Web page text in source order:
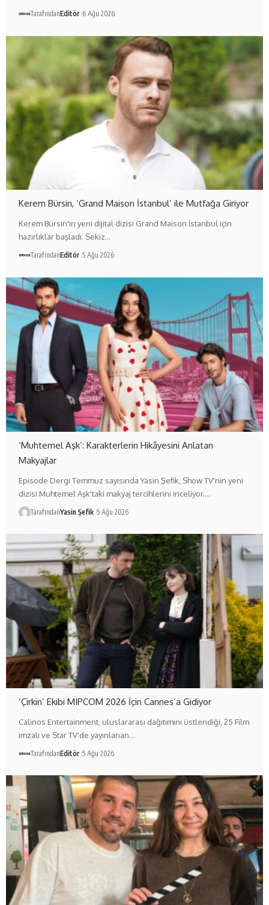
TarafındanEditör 6 Ağu 2026
Kerem Bürsin, ‘Grand Maison İstanbul’ ile Mutfağa Giriyor
Kerem Bürsin'in yeni dijital dizisi Grand Maison İstanbul için
hazırlıklar başladı. Sekiz…
TarafındanEditör 5 Ağu 2026
‘Muhtemel Aşk’: Karakterlerin Hikâyesini Anlatan
Makyajlar
Episode Dergi Temmuz sayısında Yasin Şefik, Show TV'nin yeni
dizisi Muhtemel Aşk'taki makyaj tercihlerini inceliyor.…
TarafındanYasin Şefik 5 Ağu 2026
‘Çirkin’ Ekibi MIPCOM 2026 İçin Cannes’a Gidiyor
Calinos Entertainment, uluslararası dağıtımını üstlendiği, 25 Film
imzalı ve Star TV'de yayınlanan…
TarafındanEditör 5 Ağu 2026